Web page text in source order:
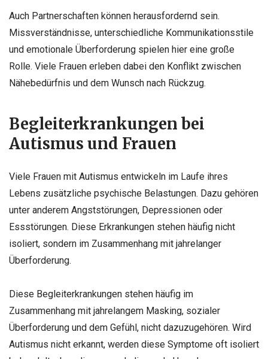
Auch Partnerschaften können herausfordernd sein.
Missverständnisse, unterschiedliche Kommunikationsstile
und emotionale Überforderung spielen hier eine große
Rolle. Viele Frauen erleben dabei den Konflikt zwischen
Nähebedürfnis und dem Wunsch nach Rückzug.
Begleiterkrankungen bei
Autismus und Frauen
Viele Frauen mit Autismus entwickeln im Laufe ihres
Lebens zusätzliche psychische Belastungen. Dazu gehören
unter anderem Angststörungen, Depressionen oder
Essstörungen. Diese Erkrankungen stehen häufig nicht
isoliert, sondern im Zusammenhang mit jahrelanger
Überforderung.
Diese Begleiterkrankungen stehen häufig im
Zusammenhang mit jahrelangem Masking, sozialer
Überforderung und dem Gefühl, nicht dazuzugehören. Wird
Autismus nicht erkannt, werden diese Symptome oft isoliert